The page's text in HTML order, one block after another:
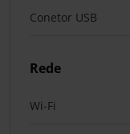
Conetor USB
Rede
Wi-Fi